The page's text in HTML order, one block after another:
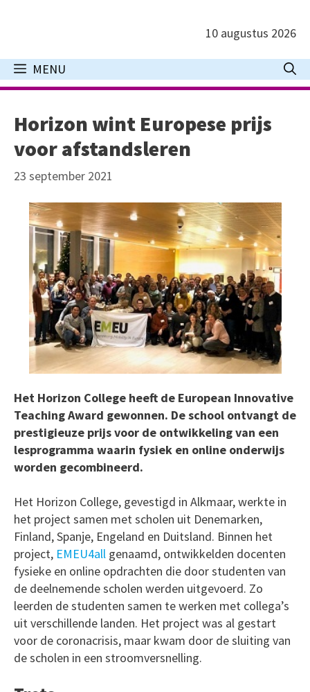
inhoud
10 augustus 2026
MENU
Horizon wint Europese prijs
voor afstandsleren
23 september 2021
Het Horizon College heeft de European Innovative
Teaching Award gewonnen. De school ontvangt de
prestigieuze prijs voor de ontwikkeling van een
lesprogramma waarin fysiek en online onderwijs
worden gecombineerd.
Het Horizon College, gevestigd in Alkmaar, werkte in
het project samen met scholen uit Denemarken,
Finland, Spanje, Engeland en Duitsland. Binnen het
project, EMEU4all genaamd, ontwikkelden docenten
fysieke en online opdrachten die door studenten van
de deelnemende scholen werden uitgevoerd. Zo
leerden de studenten samen te werken met collega’s
uit verschillende landen. Het project was al gestart
voor de coronacrisis, maar kwam door de sluiting van
de scholen in een stroomversnelling.